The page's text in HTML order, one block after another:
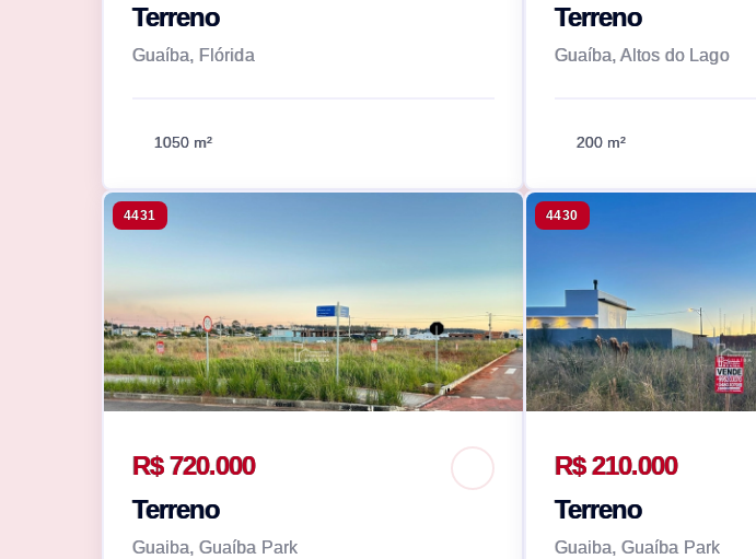
Terreno
Guaíba, Flórida
1050 m²
Terreno
Guaíba, Altos do Lago
200 m²
4431
R$ 720.000
Terreno
Guaiba, Guaíba Park
4430
R$ 210.000
Terreno
Guaiba, Guaíba Park